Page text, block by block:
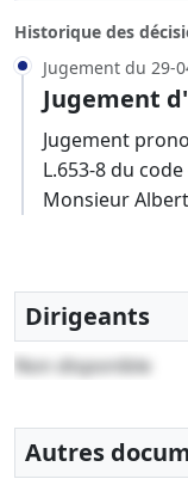
Historique des
Jugement du 29-
Jugement
Jugement
L.653-8 du
Monsieur
Dirigeants
Non disponible
Autres